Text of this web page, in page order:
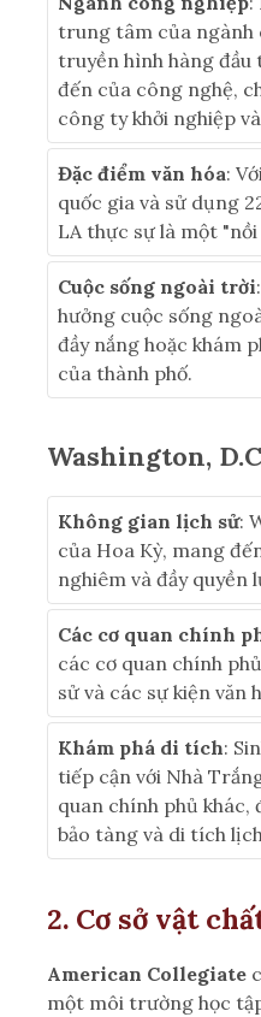
trung tâm của ngành
truyền hình hàng đầu
đến của công nghệ,
công ty khởi nghiệp
Đặc điểm văn hóa:
quốc gia và sử dụng
LA thực sự là một "nồi
Cuộc sống ngoài trời
hưởng cuộc sống
đầy nắng hoặc khám
của thành phố.
Washington,
Không gian lịch sử:
của Hoa Kỳ, mang
nghiêm và đầy quyền
Các cơ quan chính
các cơ quan chính
sử và các sự kiện văn
Khám phá di tích:
tiếp cận với Nhà
quan chính phủ khác,
bảo tàng và di tích
2. Cơ sở vật
American Collegiate
một môi trường học